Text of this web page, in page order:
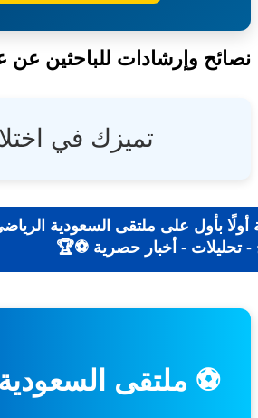
وإرشادات للباحثين عن
تميزك في
بأول على ملتقى السعودية
تحليلات - أخبار حصرية ⚽🏆
⚽ ملتقى السعودية